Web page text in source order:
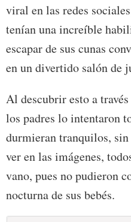
viral en las redes
tenían una increíble
escapar de sus cunas
en un divertido salón de
Al descubrir esto a
los padres lo intentaron
durmieran tranquilos, sin
ver en las imágenes,
vano, pues no pudieron
nocturna de sus bebés.